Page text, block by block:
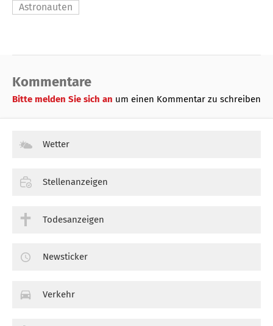
Astronauten
Kommentare
Bitte melden Sie sich an um einen Kommentar zu schreiben
Wetter
Stellenanzeigen
Todesanzeigen
Newsticker
Verkehr